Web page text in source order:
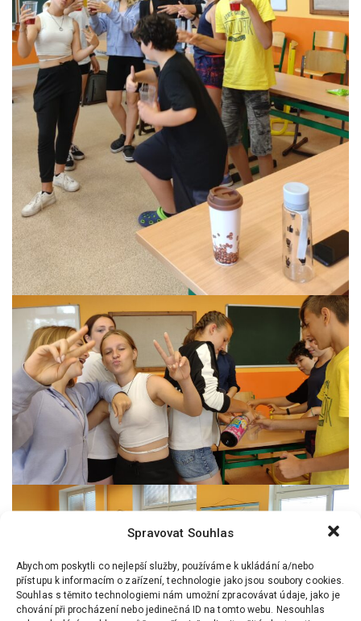
Spravovat Souhlas
Abychom poskytli co nejlepší služby, používáme k ukládání a/nebo
přístupu k informacím o zařízení, technologie jako jsou soubory cookies.
Souhlas s těmito technologiemi nám umožní zpracovávat údaje, jako je
chování při procházení nebo jedinečná ID na tomto webu. Nesouhlas